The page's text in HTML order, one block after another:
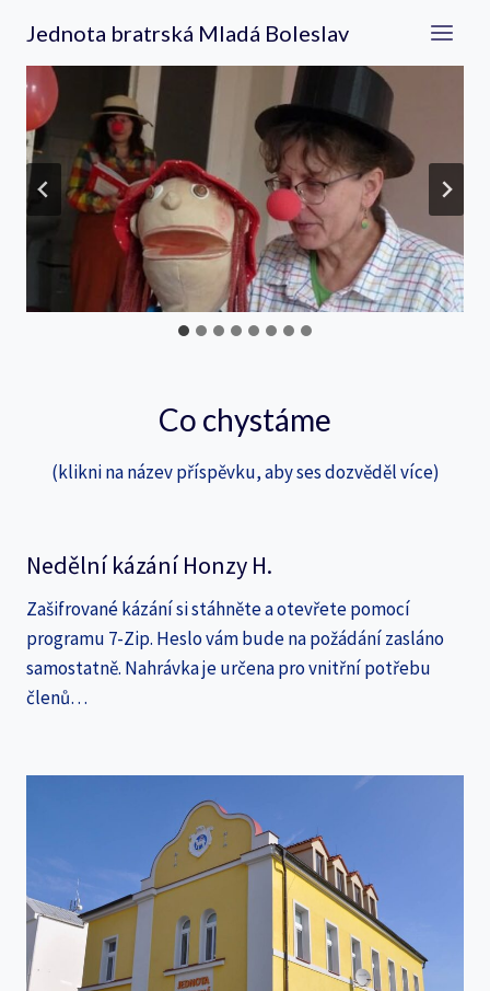
obsah
Jednota bratrská Mladá Boleslav
Co chystáme
(klikni na název příspěvku, aby ses dozvěděl více)
Nedělní kázání Honzy H.
Zašifrované kázání si stáhněte a otevřete pomocí
programu 7-Zip. Heslo vám bude na požádání zasláno
samostatně. Nahrávka je určena pro vnitřní potřebu
členů…